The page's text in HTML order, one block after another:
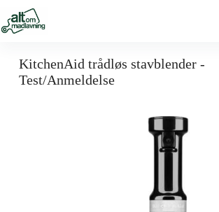
KitchenAid trådløs stavblender -
Test/Anmeldelse